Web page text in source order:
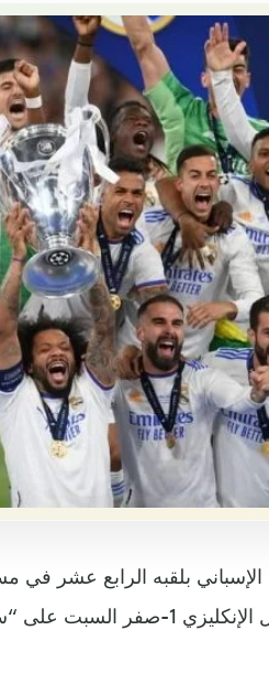
بلقبه الرابع عشر في
بفوزه على ليفربول